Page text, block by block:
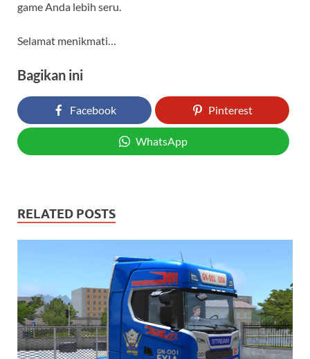
game Anda lebih seru.
Selamat menikmati…
Bagikan ini
Facebook Pinterest
WhatsApp
RELATED POSTS